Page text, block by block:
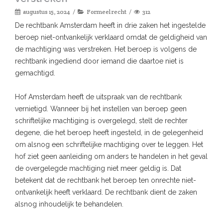
augustus 15, 2024 Formeel recht 312
De rechtbank Amsterdam heeft in drie zaken het ingestelde
beroep niet-ontvankelijk verklaard omdat de geldigheid van
de machtiging was verstreken. Het beroep is volgens de
rechtbank ingediend door iemand die daartoe niet is
gemachtigd.
Hof Amsterdam heeft de uitspraak van de rechtbank
vernietigd. Wanneer bij het instellen van beroep geen
schriftelijke machtiging is overgelegd, stelt de rechter
degene, die het beroep heeft ingesteld, in de gelegenheid
om alsnog een schriftelijke machtiging over te leggen. Het
hof ziet geen aanleiding om anders te handelen in het geval
de overgelegde machtiging niet meer geldig is. Dat
betekent dat de rechtbank het beroep ten onrechte niet-
ontvankelijk heeft verklaard. De rechtbank dient de zaken
alsnog inhoudelijk te behandelen.